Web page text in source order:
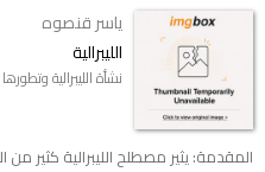
ياسر قنصوه
الليبرالية
نشأة الليبرالية وتطورها
المقدمة: يثير مصطلح الليبرالية كثير من